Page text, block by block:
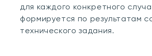
для каждого конкретного
формируется по результатам
технического задания.